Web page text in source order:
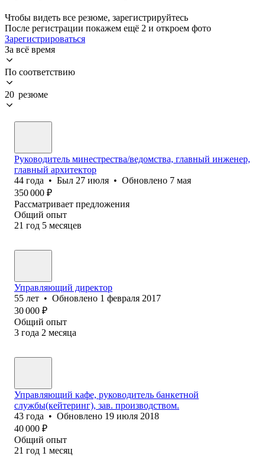
Чтобы видеть все резюме, зарегистрируйтесь
После регистрации покажем ещё 2 и откроем фото
Зарегистрироваться
За всё время
По соответствию
20 резюме
Руководитель минестрества/ведомства, главный инженер,
главный архитектор
44 года • Был 27 июля • Обновлено 7 мая
350 000 ₽
Рассматривает предложения
Общий опыт
21 год 5 месяцев
Управляющий директор
55 лет • Обновлено 1 февраля 2017
30 000 ₽
Общий опыт
3 года 2 месяца
Управляющий кафе, руководитель банкетной
службы(кейтеринг), зав. производством.
43 года • Обновлено 19 июля 2018
40 000 ₽
Общий опыт
21 год 1 месяц